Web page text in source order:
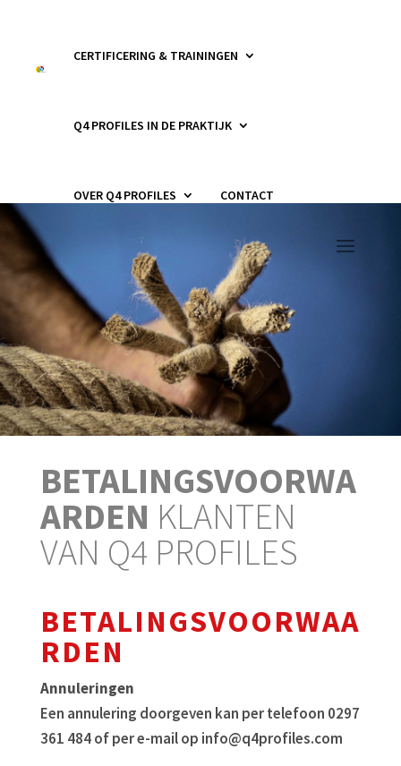
CERTIFICERING & TRAININGEN
Q4 PROFILES IN DE PRAKTIJK
OVER Q4 PROFILES CONTACT
BETALINGSVOORWA
ARDEN KLANTEN
VAN Q4 PROFILES
BETALINGSVOORWAA
RDEN
Annuleringen
Een annulering doorgeven kan per telefoon 0297
361 484 of per e-mail op info@q4profiles.com